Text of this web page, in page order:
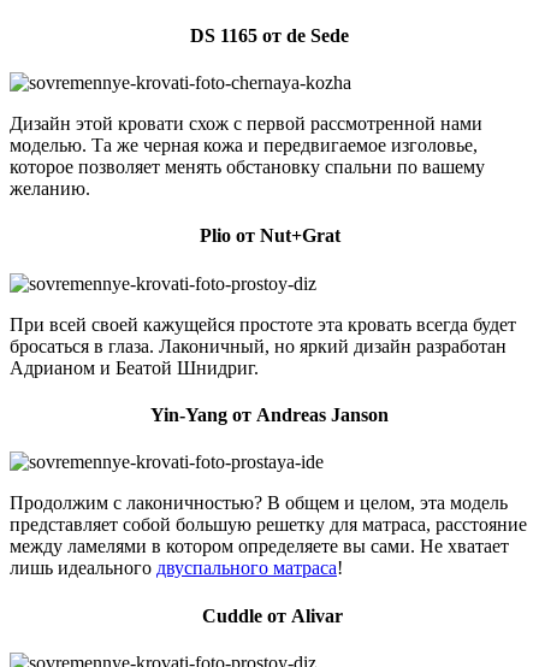
DS 1165 от de Sede
Дизайн этой кровати схож с первой рассмотренной нами
моделью. Та же черная кожа и передвигаемое изголовье,
которое позволяет менять обстановку спальни по вашему
желанию.
Plio от Nut+Grat
При всей своей кажущейся простоте эта кровать всегда будет
бросаться в глаза. Лаконичный, но яркий дизайн разработан
Адрианом и Беатой Шнидриг.
Yin-Yang от Andreas Janson
Продолжим с лаконичностью? В общем и целом, эта модель
представляет собой большую решетку для матраса, расстояние
между ламелями в котором определяете вы сами. Не хватает
лишь идеального двуспального матраса!
Cuddle от Alivar